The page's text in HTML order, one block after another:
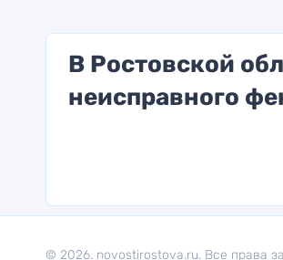
В Ростовской
неисправного
© 2026. novostirostova.ru. Все права